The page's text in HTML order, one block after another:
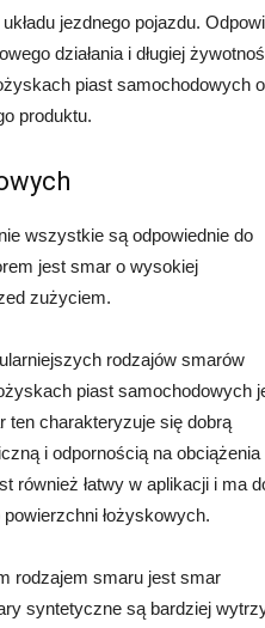
jezdnego pojazdu.
działania i długiej
piast samochodowych
produktu.
wszystkie są odpowiednie do
jest smar o wysokiej
zużyciem.
rodzajów smarów
piast samochodowych
ten charakteryzuje się dobrą
i odpornością na obciążenia
również łatwy w aplikacji i ma
łożyskowych.
rodzajem smaru jest smar
syntetyczne są bardziej